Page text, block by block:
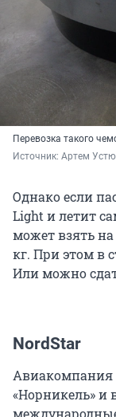
Перевозка такого
Источник: Артем
Однако если
Light и летит
может взять на
кг. При этом в
Или можно
NordStar
Авиакомпания
«Норникель» и